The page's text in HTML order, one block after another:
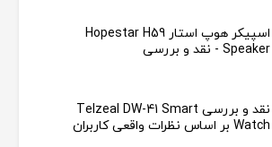
اسپیکر هوپ استار Hopestar H59
Speaker - نقد و بررسی
نقد و بررسی Telzeal DW-41 Smart
Watch بر اساس نظرات واقعی کاربران